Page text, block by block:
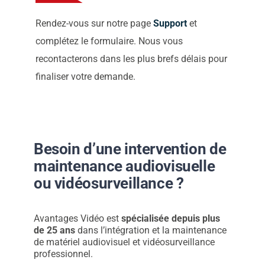
Rendez-vous sur notre page Support et
complétez le formulaire. Nous vous
recontacterons dans les plus brefs délais pour
finaliser votre demande.
Besoin d’une intervention de
maintenance audiovisuelle
ou vidéosurveillance ?
Avantages Vidéo est spécialisée depuis plus
de 25 ansdans l’intégration et la maintenance
de matériel audiovisuel et vidéosurveillance
professionnel.